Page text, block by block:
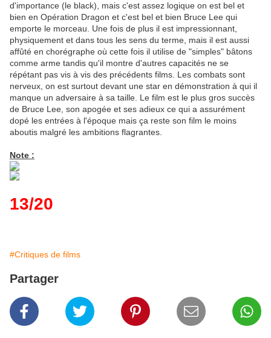
d'importance (le black), mais c'est assez logique on est bel et
bien en Opération Dragon et c'est bel et bien Bruce Lee qui
emporte le morceau. Une fois de plus il est impressionnant,
physiquement et dans tous les sens du terme, mais il est aussi
affûté en chorégraphe où cette fois il utilise de "simples" bâtons
comme arme tandis qu'il montre d'autres capacités ne se
répétant pas vis à vis des précédents films. Les combats sont
nerveux, on est surtout devant une star en démonstration à qui il
manque un adversaire à sa taille. Le film est le plus gros succès
de Bruce Lee, son apogée et ses adieux ce qui a assurément
dopé les entrées à l'époque mais ça reste son film le moins
aboutis malgré les ambitions flagrantes.
Note :
13/20
#Critiques de films
Partager